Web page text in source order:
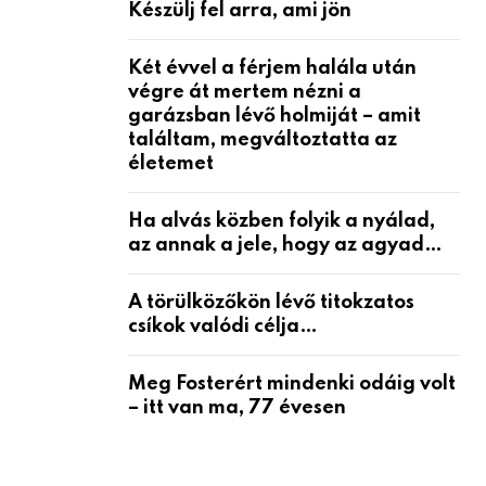
Készülj fel arra, ami jön
Két évvel a férjem halála után
végre át mertem nézni a
garázsban lévő holmiját – amit
találtam, megváltoztatta az
életemet
Ha alvás közben folyik a nyálad,
az annak a jele, hogy az agyad…
A törülközőkön lévő titokzatos
csíkok valódi célja…
Meg Fosterért mindenki odáig volt
– itt van ma, 77 évesen